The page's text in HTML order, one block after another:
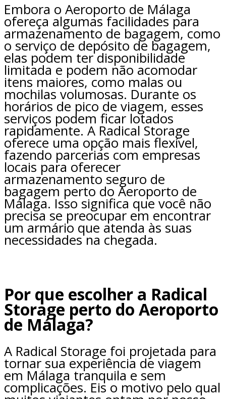
Embora o Aeroporto de Málaga
ofereça algumas facilidades para
armazenamento de bagagem, como
o serviço de depósito de bagagem,
elas podem ter disponibilidade
limitada e podem não acomodar
itens maiores, como malas ou
mochilas volumosas. Durante os
horários de pico de viagem, esses
serviços podem ficar lotados
rapidamente. A Radical Storage
oferece uma opção mais flexível,
fazendo parcerias com empresas
locais para oferecer
armazenamento seguro de
bagagem perto do Aeroporto de
Málaga. Isso significa que você não
precisa se preocupar em encontrar
um armário que atenda às suas
necessidades na chegada.
Por que escolher a Radical
Storage perto do Aeroporto
de Málaga?
A Radical Storage foi projetada para
tornar sua experiência de viagem
em Málaga tranquila e sem
complicações. Eis o motivo pelo qual